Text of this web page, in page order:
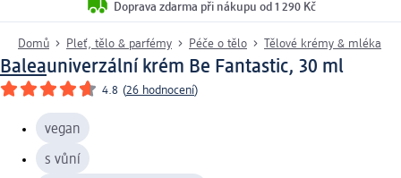
Doprava zdarma při nákupu od 1 290 Kč
Domů Pleť, tělo & parfémy Péče o tělo Tělové krémy & mléka
Baleauniverzální krém Be Fantastic, 30 ml
4.8 (26 hodnocení)
vegan
s vůní